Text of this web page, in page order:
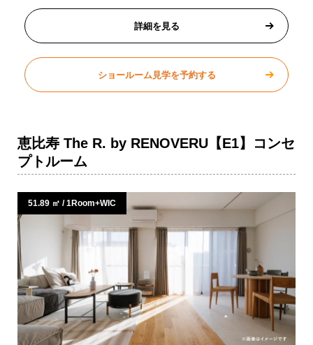
詳細を見る
ショールーム見学を予約する
恵比寿 The R. by RENOVERU【E1】コンセ
プトルーム
51.89 ㎡ / 1Room+WIC